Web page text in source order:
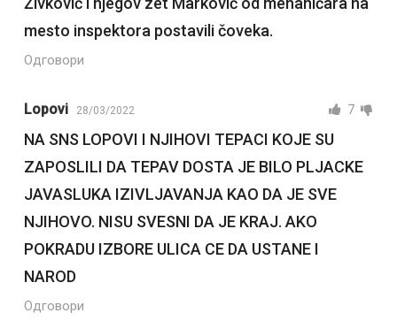
mesto inspektora postavili čoveka.
Одговори
Lopovi 28/03/2022 7
NA SNS LOPOVI I NJIHOVI TEPACI KOJE SU
ZAPOSLILI DA TEPAV DOSTA JE BILO PLJACKE
JAVASLUKA IZIVLJAVANJA KAO DA JE SVE
NJIHOVO. NISU SVESNI DA JE KRAJ. AKO
POKRADU IZBORE ULICA CE DA USTANE I
NAROD
Одговори